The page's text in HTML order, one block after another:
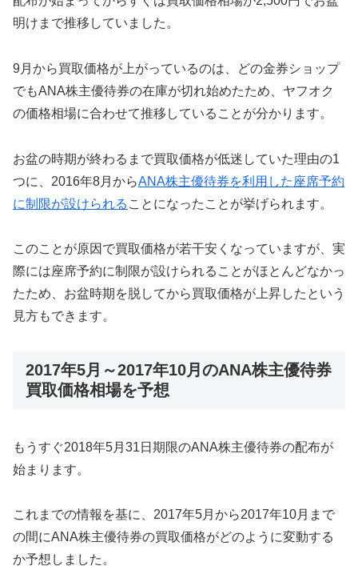
明けまで推移していました。
9月から買取価格が上がっているのは、どの金券ショップ
でもANA株主優待券の在庫が切れ始めたため、ヤフオク
の価格相場に合わせて推移していることが分かります。
お盆の時期が終わるまで買取価格が低迷していた理由の1
つに、2016年8月からANA株主優待券を利用した座席予約
に制限が設けられる ことになったことが挙げられます。
このことが原因で買取価格が若干安くなっていますが、実
際には座席予約に制限が設けられることがほとんどなかっ
たため、お盆時期を脱してから買取価格が上昇したという
見方もできます。
2017年5月～2017年10月のANA株主優待券
買取価格相場を予想
もうすぐ2018年5月31日期限のANA株主優待券の配布が
始まります。
これまでの情報を基に、2017年5月から2017年10月まで
の間にANA株主優待券の買取価格がどのように変動する
か予想しました。